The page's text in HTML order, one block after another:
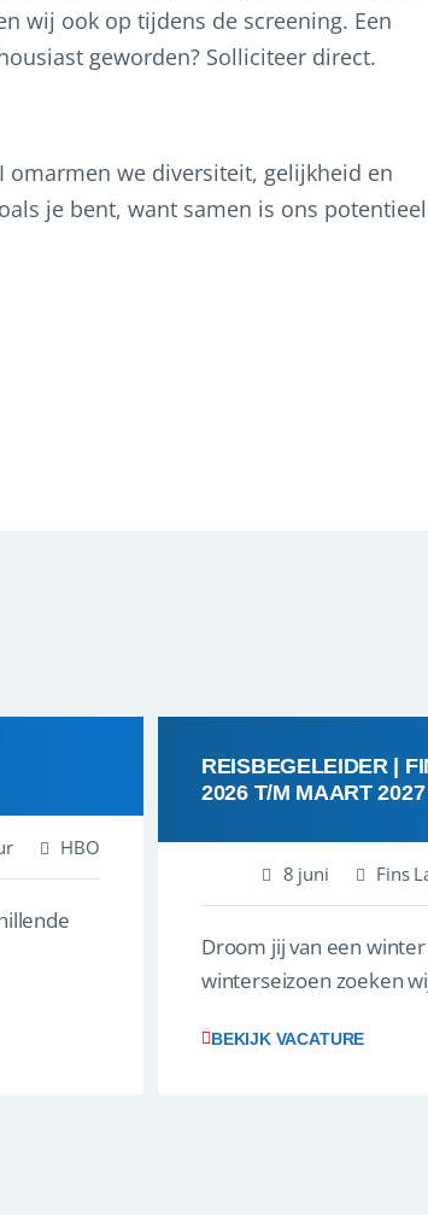
wij ook op tijdens de screening. Een
geworden? Solliciteer direct.
omarmen we diversiteit, gelijkheid en
je bent, want samen is ons potentieel
HBO
REISBEGELEIDER |
2026 T/M MAART 2027
8 juni Fins
Droom jij van een
winterseizoen zoeken
BEKIJK VACATURE